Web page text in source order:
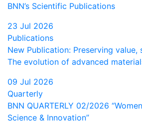
BNN’s Scientific Publications
23 Jul 2026
Publications
New Publication: Preserving value,
The evolution of advanced
09 Jul 2026
Quarterly
BNN QUARTERLY 02/2026
Science & Innovation”